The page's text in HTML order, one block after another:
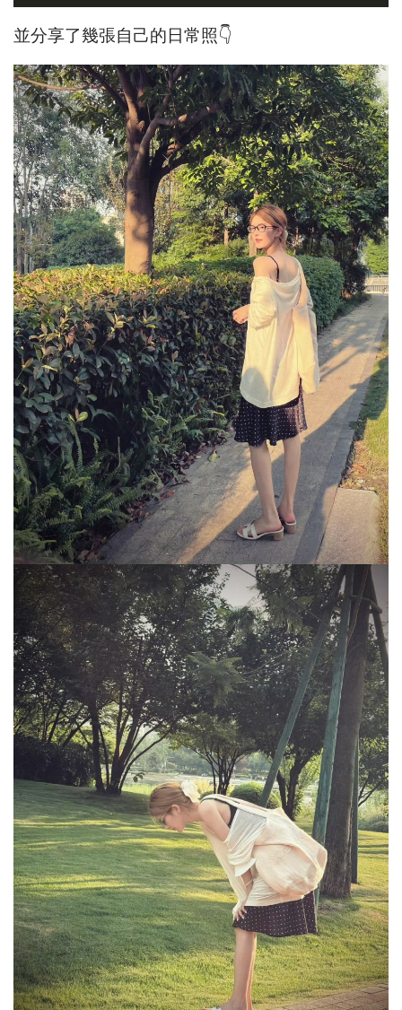
並分享了幾張自己的日常照👇